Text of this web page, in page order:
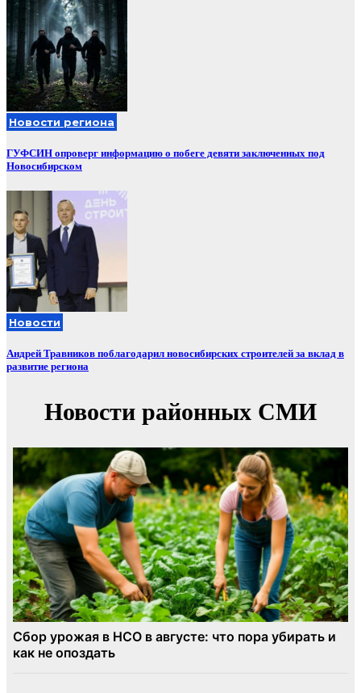
Новости региона
ГУФСИН опроверг информацию о побеге девяти заключенных под
Новосибирском
Новости
Андрей Травников поблагодарил новосибирских строителей за вклад в
развитие региона